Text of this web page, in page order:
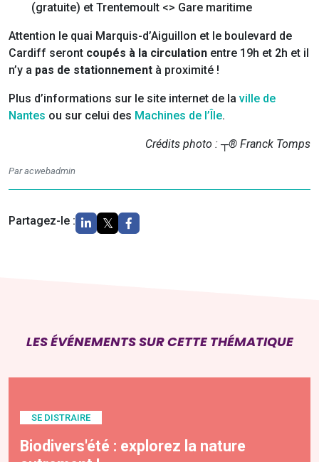
(gratuite) et Trentemoult <> Gare maritime
Attention le quai Marquis-d’Aiguillon et le boulevard de
Cardiff seront coupés à la circulation entre 19h et 2h et il
n’y a pas de stationnement à proximité !
Plus d’informations sur le site internet de la ville de
Nantes ou sur celui des Machines de l’Île.
Crédits photo : ┬® Franck Tomps
Par acwebadmin
Partagez-le :
LES ÉVÉNEMENTS SUR CETTE THÉMATIQUE
SE DISTRAIRE
Biodivers'été : explorez la nature